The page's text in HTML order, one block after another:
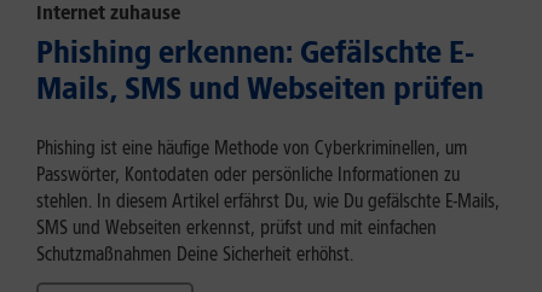
Internet zuhause
Phishing erkennen: Gefälschte E-
Mails, SMS und Webseiten prüfen
Phishing ist eine häufige Methode von Cyberkriminellen, um
Passwörter, Kontodaten oder persönliche Informationen zu
stehlen. In diesem Artikel erfährst Du, wie Du gefälschte E-Mails,
SMS und Webseiten erkennst, prüfst und mit einfachen
Schutzmaßnahmen Deine Sicherheit erhöhst.